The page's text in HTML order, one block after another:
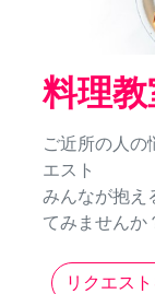
料理
ご近所の人の
エスト
みんなが抱え
てみませんか
リクエス